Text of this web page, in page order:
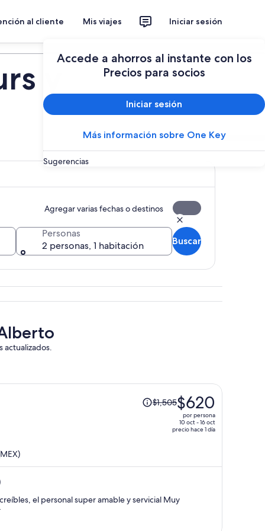
al cliente Mis viajes Iniciar sesión
Accede a ahorros al instante con los
Precios para socios
Iniciar sesión
Más información sobre One Key
Sugerencias
y
Agregar varias fechas o destinos
Personas
2 personas, 1 habitación
Buscar
actualizados.
El
precio
ahora
de
$1,505$620
por persona
10 oct - 16 oct
precio hace 1 día
el personal super amable y servicial Muy